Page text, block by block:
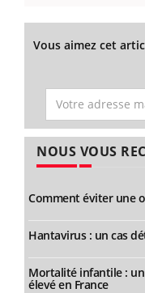
Vous aimez cet
NOUS VOUS
Comment éviter une
Hantavirus : un cas
Mortalité infantile :
élevé en France